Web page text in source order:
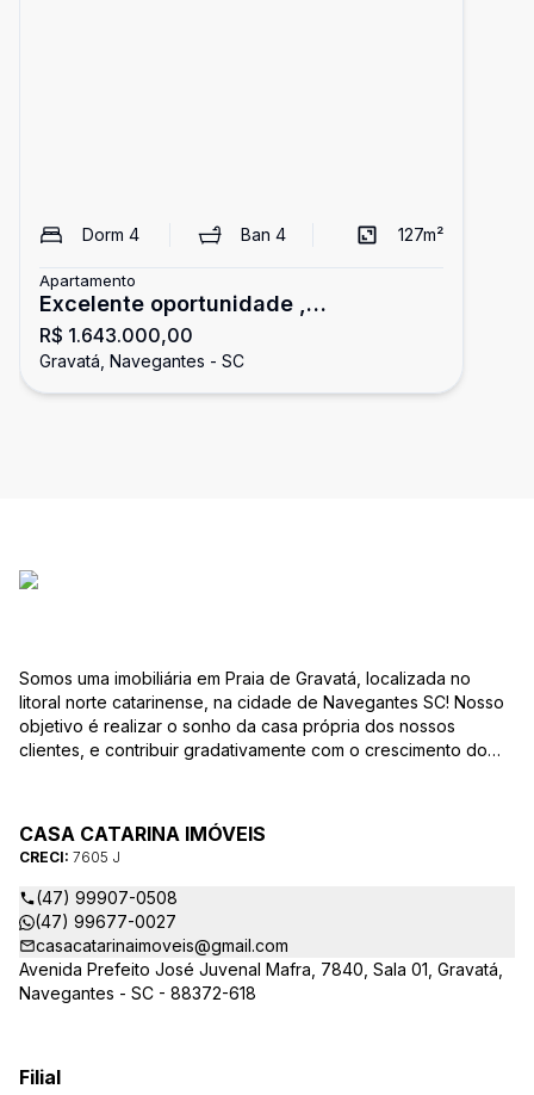
Dorm 4 Ban 4 127m²
Apartamento
Excelente oportunidade ,
apartamento quadra mar.
R$ 1.643.000,00
Gravatá, Navegantes - SC
Somos uma imobiliária em Praia de Gravatá, localizada no
litoral norte catarinense, na cidade de Navegantes SC! Nosso
objetivo é realizar o sonho da casa própria dos nossos
clientes, e contribuir gradativamente com o crescimento do
CASA CATARINA IMÓVEIS
CRECI: 7605 J
(47) 99907-0508
(47) 99677-0027
casacatarinaimoveis@gmail.com
Avenida Prefeito José Juvenal Mafra, 7840, Sala 01, Gravatá,
Navegantes - SC - 88372-618
Filial